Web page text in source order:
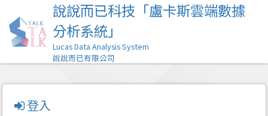
說說而已科技「盧卡斯雲端數
分析系統」
Lucas Data Analysis System
說說而已有限公司
登入